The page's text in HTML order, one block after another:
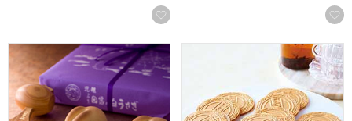
お気に入りに登録する
寿製菓 因幡の白うさぎ 12個入【年間ギフト】東京風月堂 ゴーフレット(48